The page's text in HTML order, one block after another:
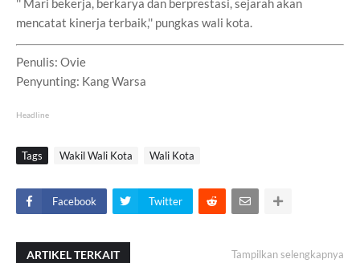
'' Mari bekerja, berkarya dan berprestasi, sejarah akan
mencatat kinerja terbaik,'' pungkas wali kota.
Penulis: Ovie
Penyunting: Kang Warsa
Headline
Tags Wakil Wali Kota Wali Kota
Facebook Twitter
ARTIKEL TERKAIT Tampilkan selengkapnya